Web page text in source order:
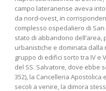
campo lateranense aveva
da nord-ovest, in
complesso ospedaliero di
stato di abbandono
urbanistiche e dominata dalla
gruppo di edifici sorto tra IV e
del SS. Salvatore, dove ebbe
352), la Cancelleria
secoli a venire, la dimora